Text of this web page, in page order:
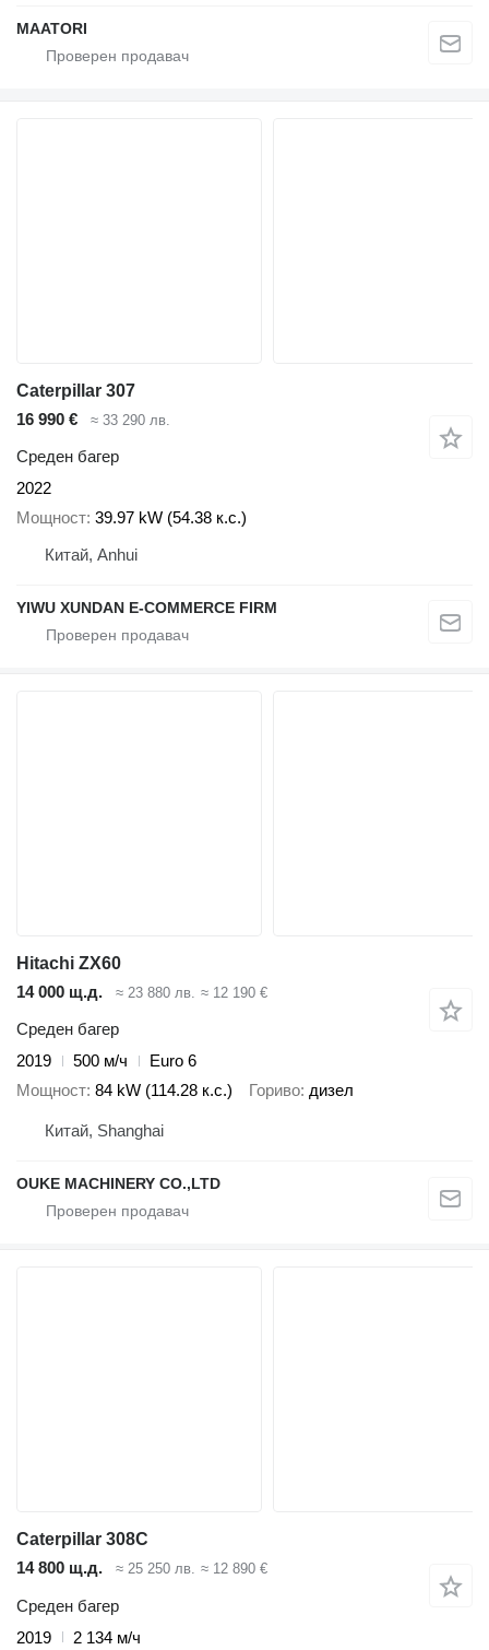
MAATORI
Caterpillar 307
16 990 €
≈ 33 290 лв.
Среден багер
2022
Мощност 39.97 kW (54.38 к.с.)
Китай, Anhui
YIWU XUNDAN E-COMMERCE FIRM
Hitachi ZX60
14 000 щ.д.
≈ 23 880 лв. ≈ 12 190 €
Среден багер
2019
500 м/ч
Euro 6
Мощност 84 kW (114.28 к.с.) Гориво дизел
Китай, Shanghai
OUKE MACHINERY CO.,LTD
Caterpillar 308C
14 800 щ.д.
≈ 25 250 лв. ≈ 12 890 €
Среден багер
2019
2 134 м/ч